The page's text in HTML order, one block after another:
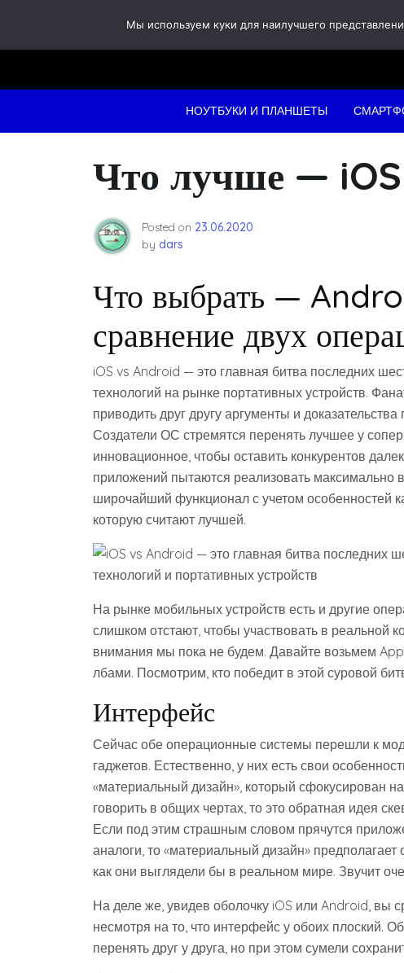
content
НОУТБУКИ И ПЛАНШЕТЫ
Что лучше —
Posted on 23.06.2020
by dars
Что выбрать —
сравнение двух
iOS vs Android — это главная битва последних
технологий на рынке портативных устройств.
приводить друг другу аргументы и
Создатели ОС стремятся перенять лучшее у
инновационное, чтобы оставить конкурентов
приложений пытаются реализовать максимально
широчайший функционал с учетом особенностей
которую считают лучшей.
На рынке мобильных устройств есть и другие
слишком отстают, чтобы участвовать в реальной
внимания мы пока не будем. Давайте возьмем
лбами. Посмотрим, кто победит в этой суровой
Интерфейс
Сейчас обе операционные системы перешли к
гаджетов. Естественно, у них есть свои
«материальный дизайн», который сфокусирован
говорить в общих чертах, то это обратная идея
Если под этим страшным словом прячутся
аналоги, то «материальный дизайн»
как они выглядели бы в реальном мире. Звучит
На деле же, увидев оболочку iOS или Android, вы
несмотря на то, что интерфейс у обоих плоский.
перенять друг у друга, но при этом сумели
Мы используем куки для наилучшего